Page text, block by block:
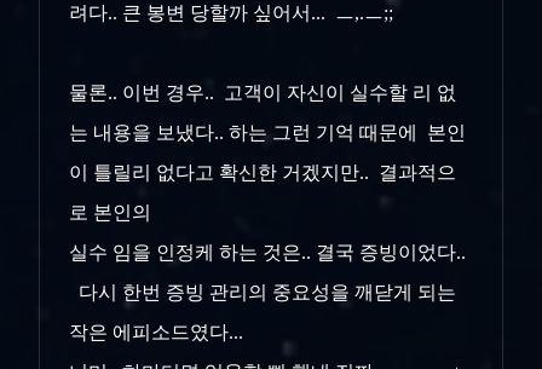
려다.. 큰 봉변 당할까 싶어서... ㅡ,.ㅡ;;
물론.. 이번 경우.. 고객이 자신이 실수할 리 없
는 내용을 보냈다.. 하는 그런 기억 때문에 본인
이 틀릴리 없다고 확신한 거겠지만.. 결과적으
로 본인의
실수 임을 인정케 하는 것은.. 결국 증빙이었다..
다시 한번 증빙 관리의 중요성을 깨닫게 되는
작은 에피소드였다...